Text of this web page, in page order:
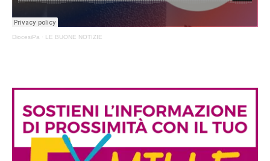
DiocesiPa · LE BUONE NOTIZIE